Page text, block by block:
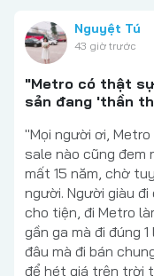
Nguyệt Tú
43 giờ trước
"Metro có thật
sản đang 'thần
"Mọi người ơi,
sale nào cũng đem
mất 15 năm, chờ
người. Người giàu
cho tiện, đi Metro
gần ga mà đi đúng
đâu mà đi bán
để hét giá trên trời